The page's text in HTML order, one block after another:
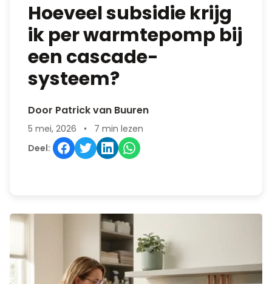
Hoeveel subsidie krijg
ik per warmtepomp bij
een cascade-
systeem?
Door Patrick van Buuren
5 mei, 2026 •
7 min lezen
Deel: